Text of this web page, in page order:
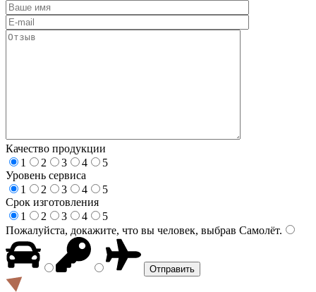
Качество продукции
1
2 3 4
5
Уровень сервиса
1
2 3 4
5
Срок изготовления
1
2 3 4
5
Пожалуйста, докажите, что вы человек, выбрав Самолёт.